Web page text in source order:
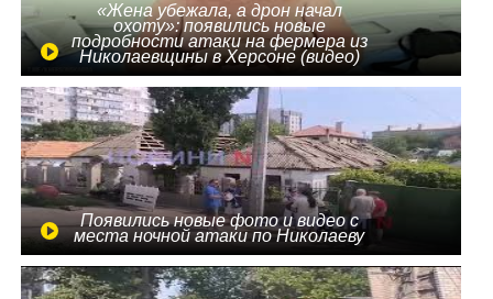
«Жена убежала, а дрон начал
охоту»: появились новые
подробности атаки на фермера из
Николаевщины в Херсоне (видео)
Появились новые фото и видео с
места ночной атаки по Николаеву